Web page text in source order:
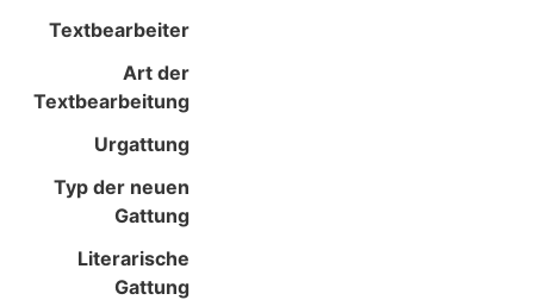
Textbearbeiter
Art der
Textbearbeitung
Urgattung
Typ der neuen
Gattung
Literarische
Gattung